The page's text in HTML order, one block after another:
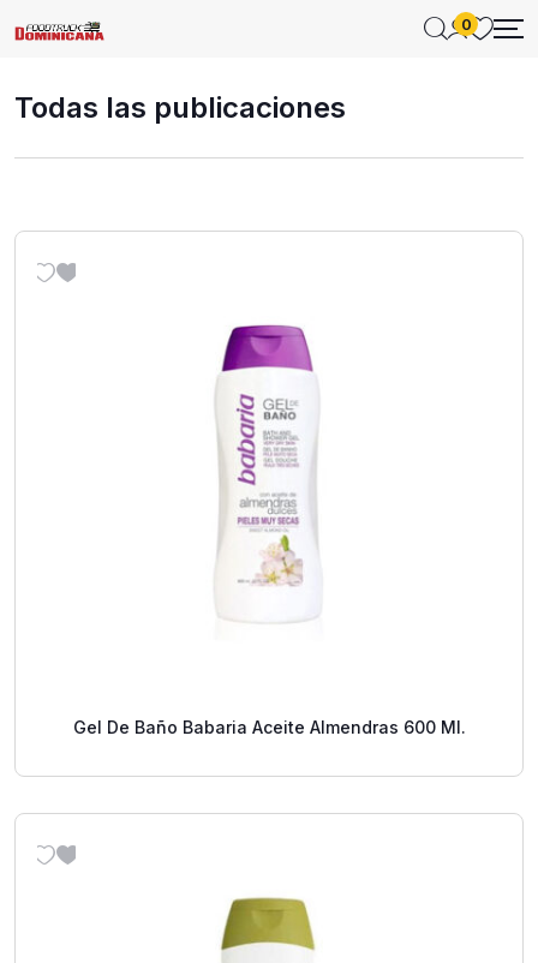
0
Todas las publicaciones
Gel De Baño Babaria Aceite Almendras 600 Ml.